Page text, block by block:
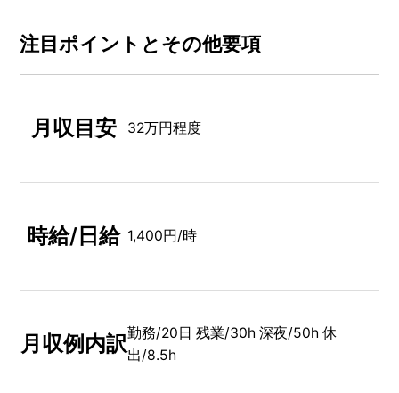
注⽬ポイントとその他要項
月収目安 32万円程度
時給/日給 1,400円/時
月収例内訳勤務/20日 残業/30h 深夜/50h 休
出/8.5h